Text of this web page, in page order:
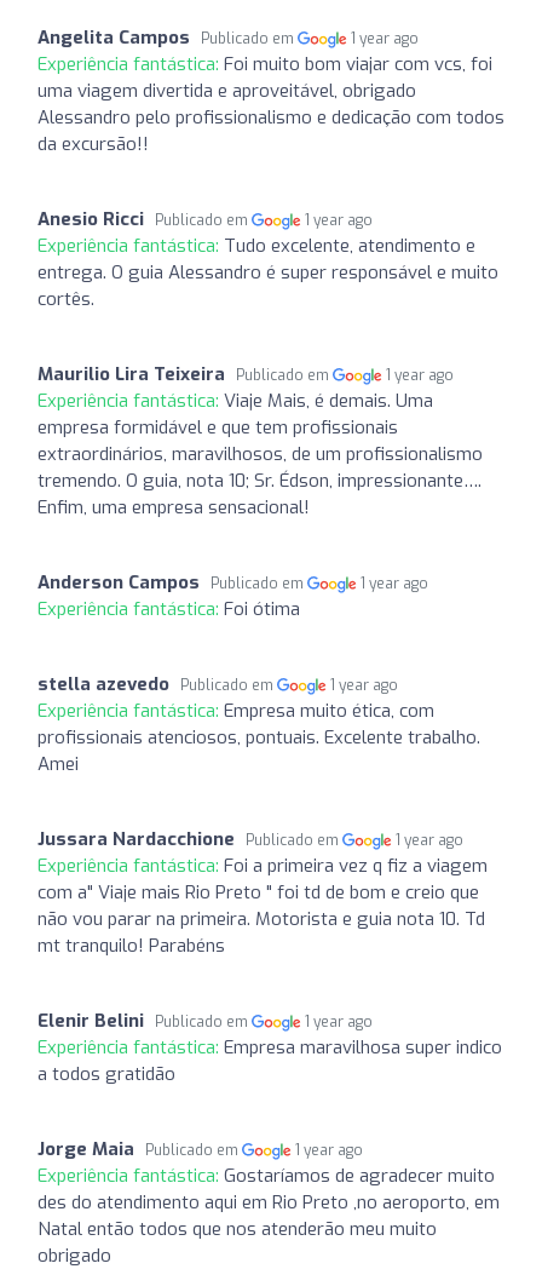
Angelita Campos Publicado em 1 year ago
Experiência fantástica: Foi muito bom viajar com vcs, foi
uma viagem divertida e aproveitável, obrigado
Alessandro pelo profissionalismo e dedicação com todos
da excursão!!
Anesio Ricci Publicado em 1 year ago
Experiência fantástica: Tudo excelente, atendimento e
entrega. O guia Alessandro é super responsável e muito
cortês.
Maurilio Lira Teixeira Publicado em 1 year ago
Experiência fantástica: Viaje Mais, é demais. Uma
empresa formidável e que tem profissionais
extraordinários, maravilhosos, de um profissionalismo
tremendo. O guia, nota 10; Sr. Édson, impressionante….
Enfim, uma empresa sensacional!
Anderson Campos Publicado em 1 year ago
Experiência fantástica: Foi ótima
stella azevedo Publicado em 1 year ago
Experiência fantástica: Empresa muito ética, com
profissionais atenciosos, pontuais. Excelente trabalho.
Amei
Jussara Nardacchione Publicado em 1 year ago
Experiência fantástica: Foi a primeira vez q fiz a viagem
com a" Viaje mais Rio Preto " foi td de bom e creio que
não vou parar na primeira. Motorista e guia nota 10. Td
mt tranquilo! Parabéns
Elenir Belini Publicado em 1 year ago
Experiência fantástica: Empresa maravilhosa super indico
a todos gratidão
Jorge Maia Publicado em 1 year ago
Experiência fantástica: Gostaríamos de agradecer muito
des do atendimento aqui em Rio Preto ,no aeroporto, em
Natal então todos que nos atenderão meu muito
obrigado